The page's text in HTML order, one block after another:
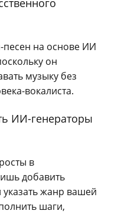
песен на основе ИИ
он
музыку без
вокалиста.
ИИ-генераторы
в
добавить
жанр вашей
шаги,